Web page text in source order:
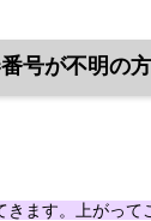
号が不明の方
ます。上がって